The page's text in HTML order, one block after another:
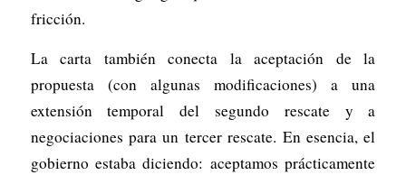
fricción.
La carta también conecta la aceptación de la
propuesta (con algunas modificaciones) a una
extensión temporal del segundo rescate y a
negociaciones para un tercer rescate. En esencia, el
gobierno estaba diciendo: aceptamos prácticamente